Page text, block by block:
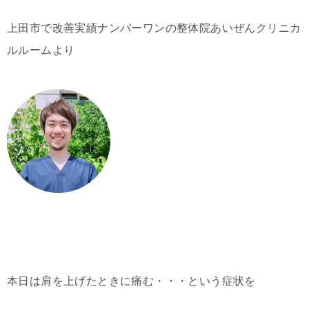
上田市で改善実績ナンバーワンの整体院あいぜんクリニカ
ルルームより
本日は肩を上げたときに痛む・・・という症状を